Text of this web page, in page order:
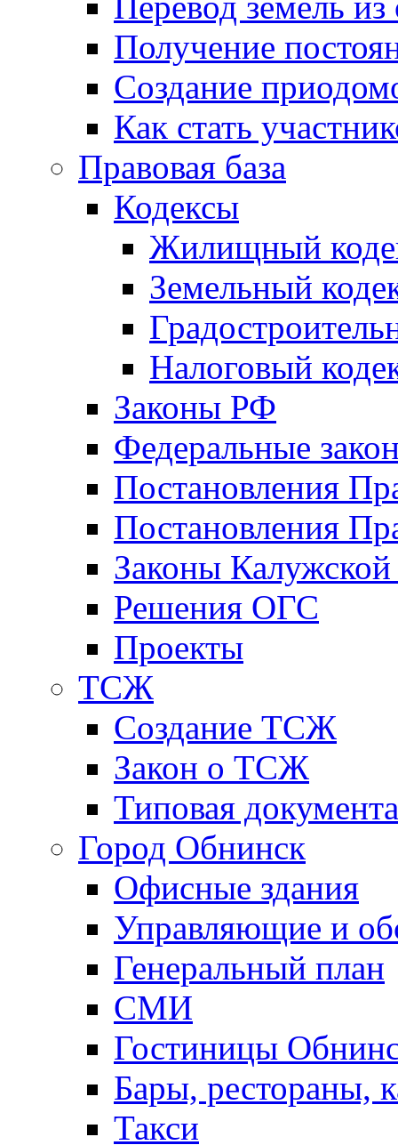
Получение
Создание
Как стать
Правовая база
Кодексы
Жилищный
Земельный
Налоговый
Законы РФ
Федеральные
Постановления
Постановления
Законы Калужской
Решения ОГС
Проекты
ТСЖ
Создание ТСЖ
Закон о ТСЖ
Типовая
Город Обнинск
Офисные здания
Управляющие и
Генеральный план
СМИ
Гостиницы
Бары, рестораны,
Такси